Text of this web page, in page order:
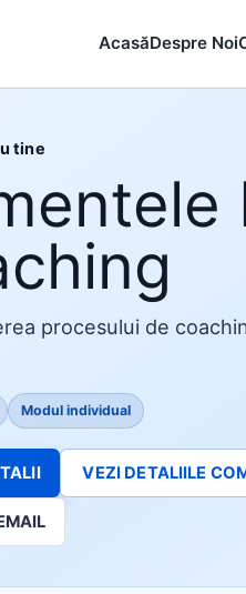
AcasăDespre Noi
tine
procesului de
Modul individual
VEZI DETALIILE